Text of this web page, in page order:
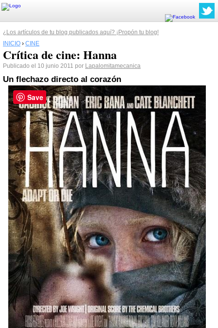
¿Los artículos de tu blog publicados aquí? ¡Propón tu blog!
INICIO › CINE
Crítica de cine: Hanna
Publicado el 10 junio 2011 por Lapalomitamecanica
Un flechazo directo al corazón
Save